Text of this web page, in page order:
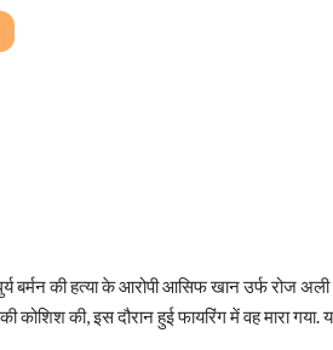
की हत्या के आरोपी आसिफ खान उर्फ ​​रोज
की, इस दौरान हुई फायरिंग में वह मारा